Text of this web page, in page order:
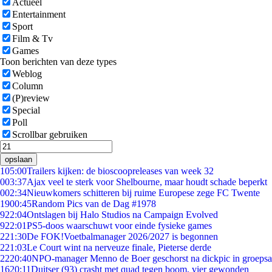
Actueel
Entertainment
Sport
Film & Tv
Games
Toon berichten van deze types
Weblog
Column
(P)review
Special
Poll
Scrollbar gebruiken
opslaan
105:00Trailers kijken: de bioscoopreleases van week 32
003:37Ajax veel te sterk voor Shelbourne, maar houdt schade beperkt
002:34Nieuwkomers schitteren bij ruime Europese zege FC Twente
1900:45Random Pics van de Dag #1978
922:04Ontslagen bij Halo Studios na Campaign Evolved
922:01PS5-doos waarschuwt voor einde fysieke games
221:30De FOK!Voetbalmanager 2026/2027 is begonnen
221:03Le Court wint na nerveuze finale, Pieterse derde
2220:40NPO-manager Menno de Boer geschorst na dickpic in
1620:11Duitser (93) crasht met quad tegen boom, vier gewonden